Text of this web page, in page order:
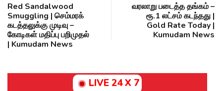
Red Sandalwood
Smuggling | செம்மரக்
கடத்தலுக்கு முடிவு –
கோடிகள் மதிப்பு பறிமுதல்
| Kumudam News
வரலாறு படைத்த தங்கம் –
ரூ.1 லட்சம் கடந்தது |
Gold Rate Today |
Kumudam News
LIVE 24 X 7